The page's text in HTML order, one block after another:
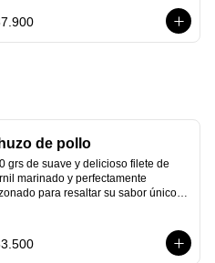
de sabores colombianos que
tu paladar a lo más alto!"
de pollo
grs de suave y delicioso filete de
marinado y perfectamente
para resaltar su sabor único.
con arepa asada y tu
de ensalada y papas.